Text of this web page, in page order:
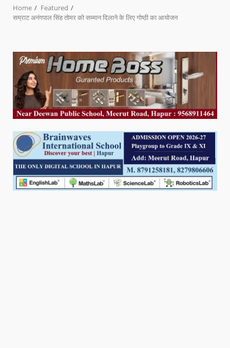
Home
Featured
सम्राट अनंगपाल सिंह तोमर को सम्मान दिलाने के लिए गोष्ठी का आयोजन